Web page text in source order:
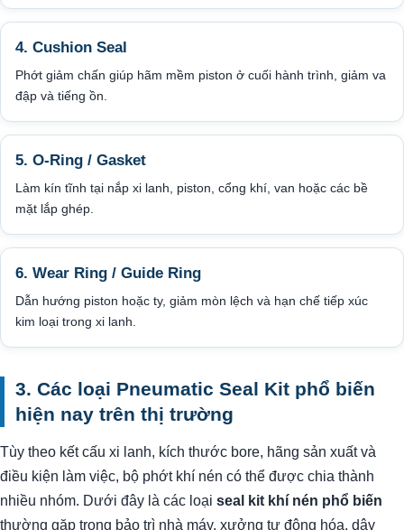
4. Cushion Seal
Phớt giảm chấn giúp hãm mềm piston ở cuối hành trình, giảm va
đập và tiếng ồn.
5. O-Ring / Gasket
Làm kín tĩnh tại nắp xi lanh, piston, cổng khí, van hoặc các bề
mặt lắp ghép.
6. Wear Ring / Guide Ring
Dẫn hướng piston hoặc ty, giảm mòn lệch và hạn chế tiếp xúc
kim loại trong xi lanh.
3. Các loại Pneumatic Seal Kit phổ biến
hiện nay trên thị trường
Tùy theo kết cấu xi lanh, kích thước bore, hãng sản xuất và
điều kiện làm việc, bộ phớt khí nén có thể được chia thành
nhiều nhóm. Dưới đây là các loại seal kit khí nén phổ biến
thường gặp trong bảo trì nhà máy, xưởng tự động hóa, dây